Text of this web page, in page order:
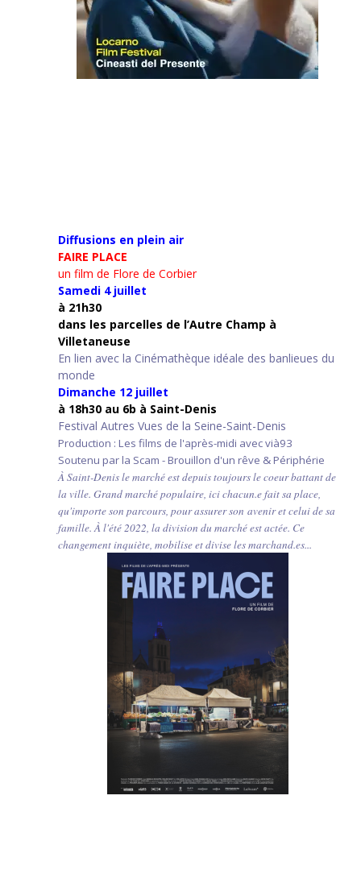
Diffusions en plein air
FAIRE PLACE
un film de Flore de Corbier
Samedi 4 juillet
à 21h30
dans les parcelles de l’Autre Champ à
Villetaneuse
En lien avec la Cinémathèque idéale des banlieues du
monde
Dimanche 12 juillet
à 18h30 au 6b à Saint-Denis
Festival Autres Vues de la Seine-Saint-Denis
Production : Les films de l'après-midi avec vià93
Soutenu par la Scam - Brouillon d'un rêve & Périphérie
À Saint-Denis le marché est depuis toujours le coeur battant de
la ville. Grand marché populaire, ici chacun.e fait sa place,
qu'importe son parcours, pour assurer son avenir et celui de sa
famille. À l'été 2022, la division du marché est actée. Ce
changement inquiète, mobilise et divise les marchand.es...